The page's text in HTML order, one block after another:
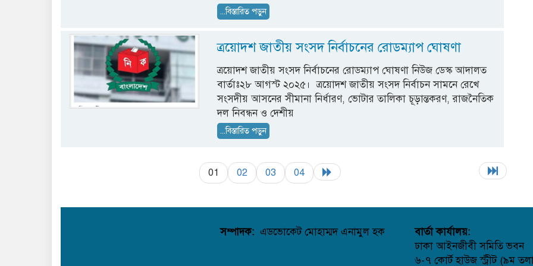
...বিস্তারিত পড়ুন
ত্রয়োদশ জাতীয় সংসদ নির্বাচনের রোডম্যাপ ঘোষণা
ত্রয়োদশ জাতীয় সংসদ নির্বাচনের রোডম্যাপ ঘোষণা নিউজ ডেস্ক আদালত
বার্তাঃ২৮ আগস্ট ২০২৫। ত্রয়োদশ জাতীয় সংসদ নির্বাচন সামনে রেখে
সংসদীয় আসনের সীমানা নির্ধারণ, ভোটার তালিকা চূড়ান্তকরণ, রাজনৈতিক
দল নিবন্ধন ও দেশীয়
...বিস্তারিত পড়ুন
01 02 03 04
সম্পাদক: এডভোকেট মোহাম্মদ এনামুল হক
বার্তা কার্যালয়:
ঢাকা আইনজীবী সমিতি ভবন
৬-৭ কোর্ট হাউজ স্ট্রীট (৯ম